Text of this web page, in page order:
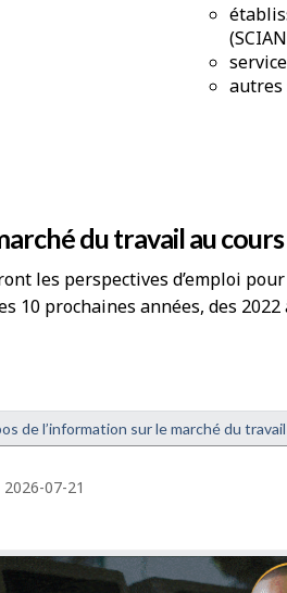
autres
du travail au
les perspectives d’emploi
10 prochaines années, des 2022
de l’information sur le marché du travail
2026-07-21